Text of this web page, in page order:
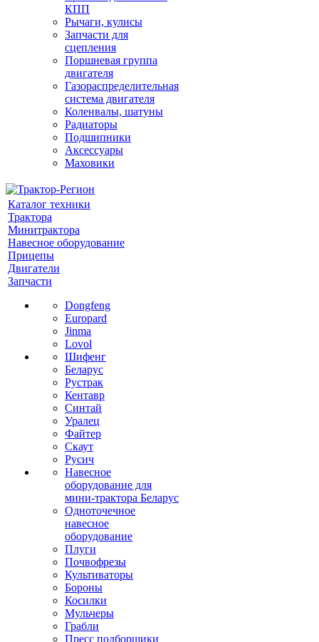
КПП
Рычаги, кулисы
Запчасти для
сцепления
Поршневая группа
двигателя
Газораспределительная
система двигателя
Коленвалы, шатуны
Радиаторы
Подшипники
Аксессуары
Маховики
Каталог техники
Трактора
Минитрактора
Навесное оборудование
Прицепы
Двигатели
Запчасти
Dongfeng
Europard
Jinma
Lovol
Шифенг
Беларус
Рустрак
Кентавр
Синтай
Уралец
Файтер
Скаут
Русич
Навесное
оборудование для
мини-трактора Беларус
Одноточечное
навесное
оборудование
Плуги
Почвофрезы
Культиваторы
Бороны
Косилки
Мульчеры
Грабли
Пресс подборщики